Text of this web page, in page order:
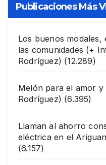
Publicaciones Más
Los buenos modales,
las comunidades (+
Rodríguez) (12.289)
Melón para el amor
Rodríguez) (6.395)
Llaman al ahorro
eléctrica en el
(6.157)